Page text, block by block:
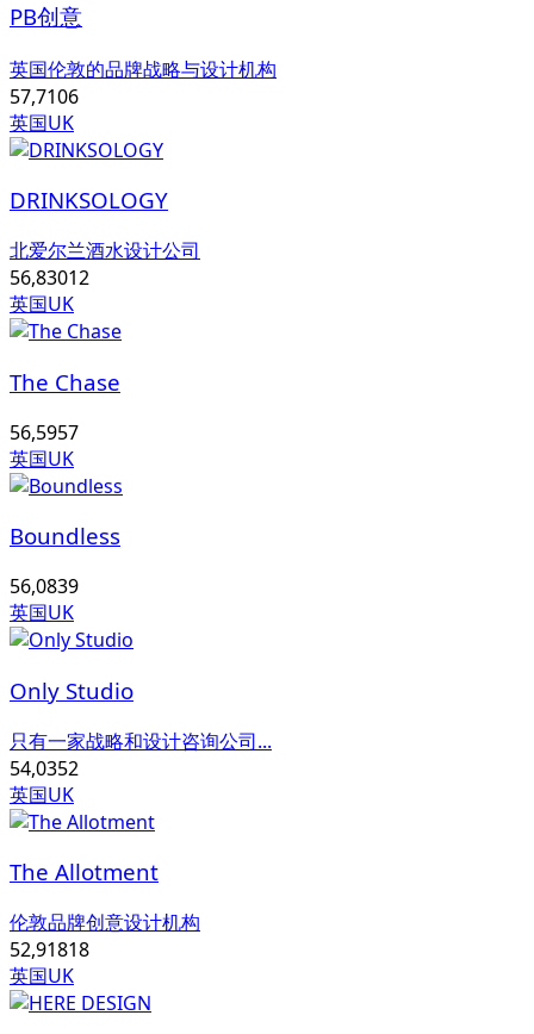
PB创意
英国伦敦的品牌战略与设计机构
57,7106
英国UK
DRINKSOLOGY
北爱尔兰酒水设计公司
56,83012
英国UK
The Chase
56,5957
英国UK
Boundless
56,0839
英国UK
Only Studio
只有一家战略和设计咨询公司...
54,0352
英国UK
The Allotment
伦敦品牌创意设计机构
52,91818
英国UK